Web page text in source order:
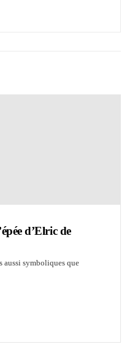
d’Elric de
aussi symboliques que